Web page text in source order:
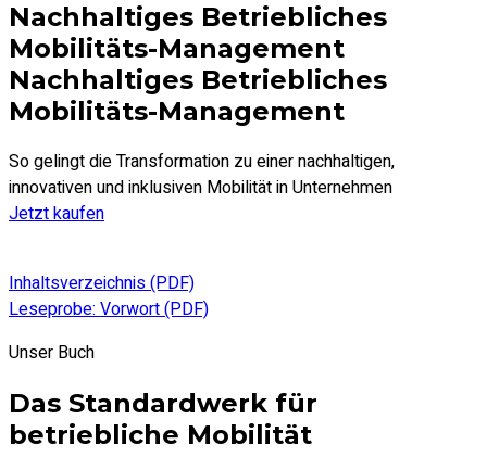
Nachhaltiges Betriebliches
Mobilitäts-Management
Nachhaltiges Betriebliches
Mobilitäts-Management
So gelingt die Transformation zu einer nachhaltigen,
innovativen und inklusiven Mobilität in Unternehmen
Jetzt kaufen
Inhaltsverzeichnis (PDF)
Leseprobe: Vorwort (PDF)
Unser Buch
Das Standardwerk für
betriebliche Mobilität